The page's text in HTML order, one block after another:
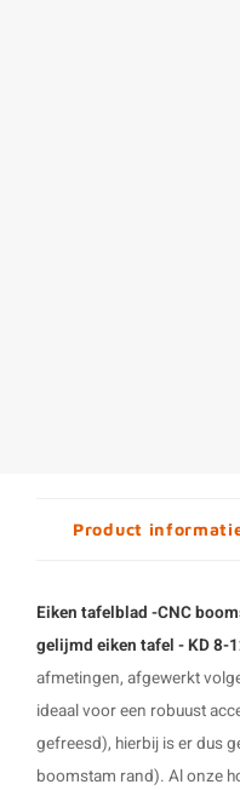
Product
Eiken tafelblad -CNC
gelijmd eiken tafel - KD 8-
afmetingen, afgewerkt
ideaal voor een robuust
gefreesd), hierbij is er dus
boomstam rand). Al onze